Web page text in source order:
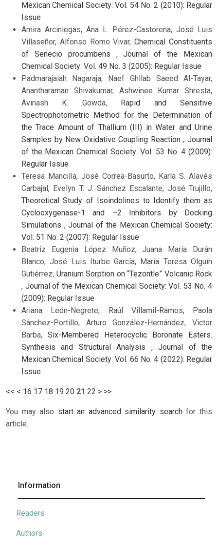
Mexican Chemical Society: Vol. 54 No. 2 (2010): Regular
Issue
Amira Arciniegas, Ana L. Pérez-Castorena, José Luis
Villaseñor, Alfonso Romo Vivar,Chemical Constituents
of Senecio procumbens ,Journal of the Mexican
Chemical Society: Vol. 49 No. 3 (2005): Regular Issue
Padmarajaiah Nagaraja, Naef Ghllab Saeed Al-Tayar,
Anantharaman Shivakumar, Ashwinee Kumar Shresta,
Avinash K. Gowda, Rapid and Sensitive
Spectrophotometric Method for the Determination of
the Trace Amount of Thallium (III) in Water and Urine
Samples by New Oxidative Coupling Reaction,Journal
of the Mexican Chemical Society: Vol. 53 No. 4 (2009):
Regular Issue
Teresa Mancilla, José Correa-Basurto, Karla S. Alavés
Carbajal, Evelyn T. J. Sánchez Escalante, José Trujillo,
Theoretical Study of Isoindolines to Identify them as
Cyclooxygenase-1 and –2 Inhibitors by Docking
Simulations ,Journal of the Mexican Chemical Society:
Vol. 51 No. 2 (2007): Regular Issue
Beatriz Eugenia López Muñoz, Juana María Durán
Blanco, José Luis Iturbe García, María Teresa Olguín
Gutiérrez, Uranium Sorption on “Tezontle” Volcanic Rock
, Journal of the Mexican Chemical Society: Vol. 53 No. 4
(2009): Regular Issue
Ariana León-Negrete, Raúl Villamil-Ramos, Paola
Sánchez-Portillo, Arturo González-Hernández, Victor
Barba, Six-Membered Heterocyclic Boronate Esters.
Synthesis and Structural Analysis ,Journal of the
Mexican Chemical Society: Vol. 66 No. 4 (2022): Regular
Issue
<< < 16 17 18 19 20 21 22 > >>
You may also start an advanced similarity searchfor this
article.
Information
Readers
Authors